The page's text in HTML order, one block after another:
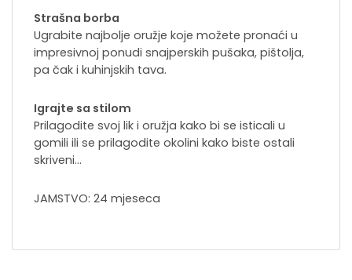
Strašna borba
Ugrabite najbolje oružje koje možete pronaći u
impresivnoj ponudi snajperskih pušaka, pištolja,
pa čak i kuhinjskih tava.
Igrajte sa stilom
Prilagodite svoj lik i oružja kako bi se isticali u
gomili ili se prilagodite okolini kako biste ostali
skriveni…
JAMSTVO: 24 mjeseca